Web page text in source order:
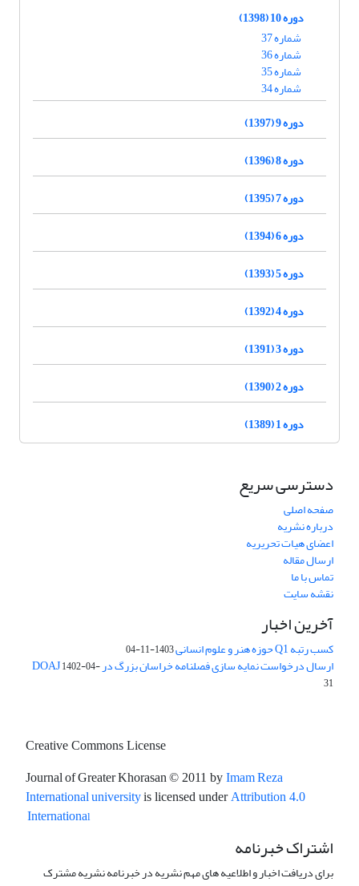
دوره 10 (1398)
شماره 37
شماره 36
شماره 35
شماره 34
دوره 9 (1397)
دوره 8 (1396)
دوره 7 (1395)
دوره 6 (1394)
دوره 5 (1393)
دوره 4 (1392)
دوره 3 (1391)
دوره 2 (1390)
دوره 1 (1389)
دسترسی سریع
صفحه اصلی
درباره نشریه
اعضای هیات تحریریه
ارسال مقاله
تماس با ما
نقشه سایت
آخرین اخبار
کسب رتبه Q1 حوزه هنر و علوم انسانی 1403-11-04
ارسال درخواست نمایه سازی فصلنامه خراسان بزرگ در DOAJ1402-04-
31
Creative Commons License
Journal of Greater Khorasan© 2011 by Imam Reza
International universityis licensed under Attribution 4.0
International
اشتراک خبرنامه
برای دریافت اخبار و اطلاعیه های مهم نشریه در خبرنامه نشریه مشترک